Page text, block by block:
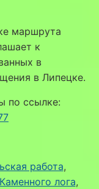
маршрута
к
в
в Липецке.
по ссылке:
работа
лога